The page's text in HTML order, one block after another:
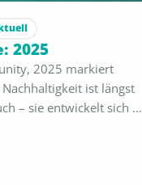
2025
2025 markiert
ist längst
– sie entwickelt sich zu